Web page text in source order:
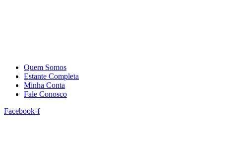
Quem Somos
Estante Completa
Minha Conta
Fale Conosco
Facebook-f